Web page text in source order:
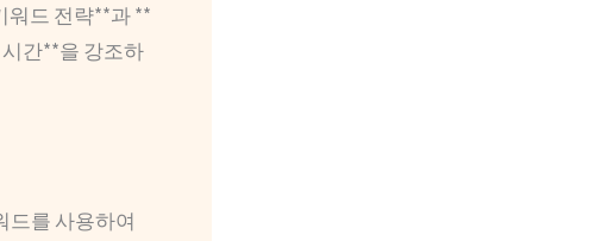
워드 전략**과 **
간**을 강조하
드를 사용하여